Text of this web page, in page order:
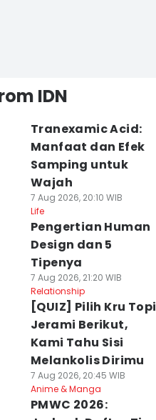
IDN
Tranexamic Acid:
Manfaat dan Efek
Samping untuk
Wajah
7 Aug 2026, 20:10 WIB
Life
Pengertian Human
Design dan 5
Tipenya
7 Aug 2026, 21:20 WIB
Relationship
[QUIZ] Pilih Kru Topi
Jerami Berikut,
Kami Tahu Sisi
Melankolis Dirimu
7 Aug 2026, 20:45 WIB
Anime & Manga
PMWC 2026: